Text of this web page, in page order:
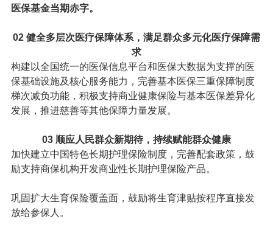
医保基金当期赤字。
02 健全多层次医疗保障体系，满足群众多元化医疗保障需
求
构建以全国统一的医保信息平台和医保大数据为支撑的医
保基础设施及核心服务能力，完善基本医保三重保障制度
梯次减负功能，积极支持商业健康保险与基本医保差异化
发展，推进慈善等其他保障力量发展。
03 顺应人民群众新期待，持续赋能群众健康
加快建立中国特色长期护理保险制度，完善配套政策，鼓
励支持商保机构开发商业性长期护理保险产品。
巩固扩大生育保险覆盖面，鼓励将生育津贴按程序直接发
放给参保人。